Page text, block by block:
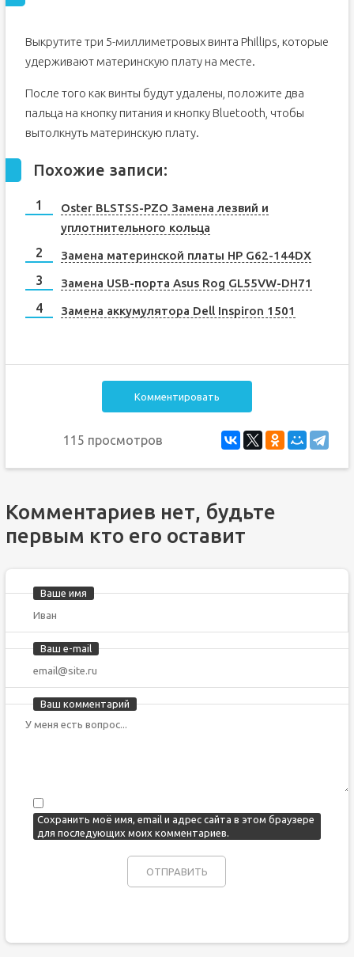
Выкрутите три 5-миллиметровых винта Phillips, которые
удерживают материнскую плату на месте.
После того как винты будут удалены, положите два
пальца на кнопку питания и кнопку Bluetooth, чтобы
вытолкнуть материнскую плату.
Похожие записи:
Oster BLSTSS-PZO Замена лезвий и
уплотнительного кольца
Замена материнской платы HP G62-144DX
Замена USB-порта Asus Rog GL55VW-DH71
Замена аккумулятора Dell Inspiron 1501
Комментировать
115 просмотров
Комментариев нет, будьте
первым кто его оставит
Ваше имя
Ваш e-mail
Ваш комментарий
Сохранить моё имя, email и адрес сайта в этом браузере
для последующих моих комментариев.